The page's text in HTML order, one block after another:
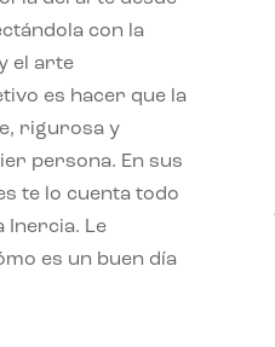
con la
el arte
es hacer que la
rigurosa y
persona. En sus
te lo cuenta todo
Inercia. Le
es un buen día